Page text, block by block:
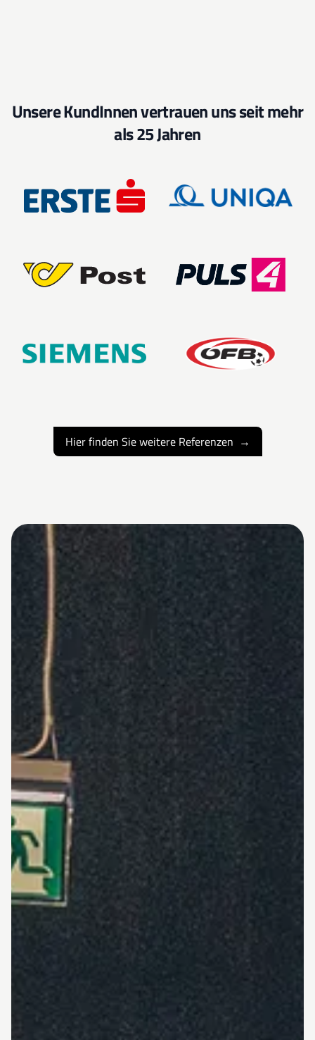
Unsere KundInnen vertrauen uns seit mehr
als 25 Jahren
Hier finden Sie weitere Referenzen →